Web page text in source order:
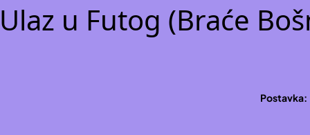
u Futog (Braće
Postavka: